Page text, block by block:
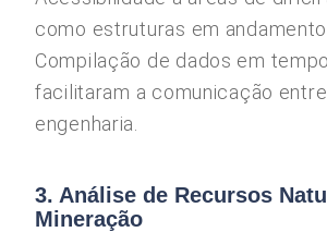
como estruturas em andamento.
Compilação de dados em
facilitaram a comunicação
engenharia.
3. Análise de Recursos
Mineração